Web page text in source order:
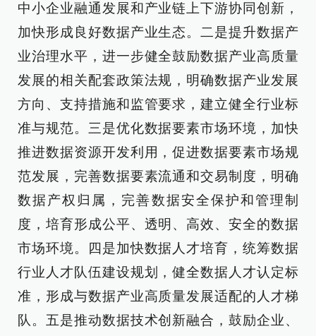
中小企业融通发展和产业链上下游协同创新，
加快形成良好数据产业生态。二是提升数据产
业治理水平，进一步健全鼓励数据产业高质量
发展的相关配套政策法规，明确数据产业发展
方向、支持措施和监管要求，建立健全行业标
准与规范。三是优化数据要素市场环境，加快
推进数据资源开发利用，促进数据要素市场规
范发展，完善数据要素流通和交易制度，明确
数据产权归属，完善数据安全保护和管理制
度，培育形成公平、透明、高效、安全的数据
市场环境。四是加快数据人才培育，统筹数据
行业人才队伍建设规划，健全数据人才认定标
准，形成与数据产业高质量发展适配的人才梯
队。五是推动数据技术创新融合，鼓励企业、